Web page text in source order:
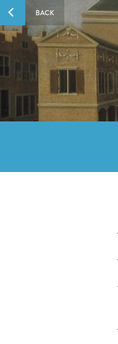
BACK